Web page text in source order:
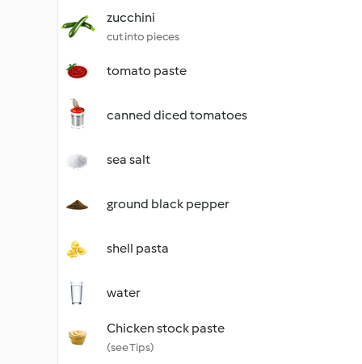
zucchini
cut into pieces
tomato paste
canned diced tomatoes
sea salt
ground black pepper
shell pasta
water
Chicken stock paste
(see Tips)